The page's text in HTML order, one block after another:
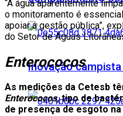
Inovação
“A água aparentemente
o monitoramento é
apoiar a gestão pública”,
do Setor de Águas
Enterococos
As medições da Cetesb
Enterococos, tipo de
de presença de esgoto na